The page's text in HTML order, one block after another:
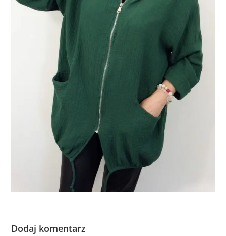
Dodaj komentarz